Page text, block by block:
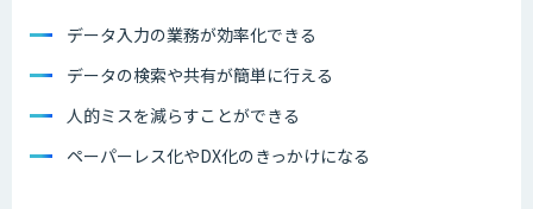
データ入力の業務が効率化できる
データの検索や共有が簡単に行える
人的ミスを減らすことができる
ペーパーレス化やDX化のきっかけになる